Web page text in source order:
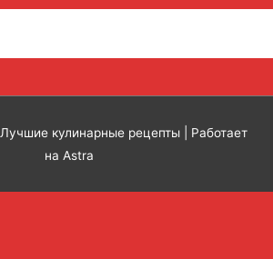
Лучшие кулинарные рецепты | Работает
на Astra